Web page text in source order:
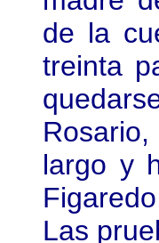
de la
treinta
largo y
Las